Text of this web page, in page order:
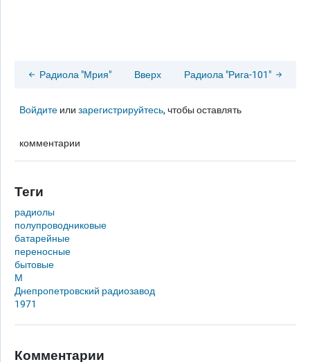
Радиола "Мрия" Вверх Радиола "Рига-101"
Войдите илизарегистрируйтесь, чтобы оставлять
комментарии
Теги
радиолы
полупроводниковые
батарейные
переносные
бытовые
М
Днепропетровский радиозавод
1971
Комментарии